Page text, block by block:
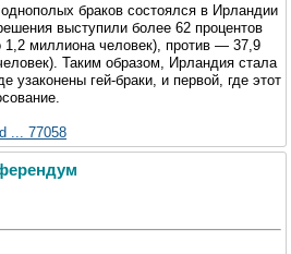
браков состоялся в Ирландии
выступили более 62 процентов
1,2 миллиона человек), против — 37,9
Таким образом, Ирландия стала
узаконены гей-браки, и первой, где этот
... 77058